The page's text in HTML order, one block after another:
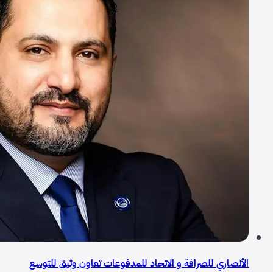
الأنصاري للصرافة و الاتحاد للمدفوعات تعاون وثيق للتوسع